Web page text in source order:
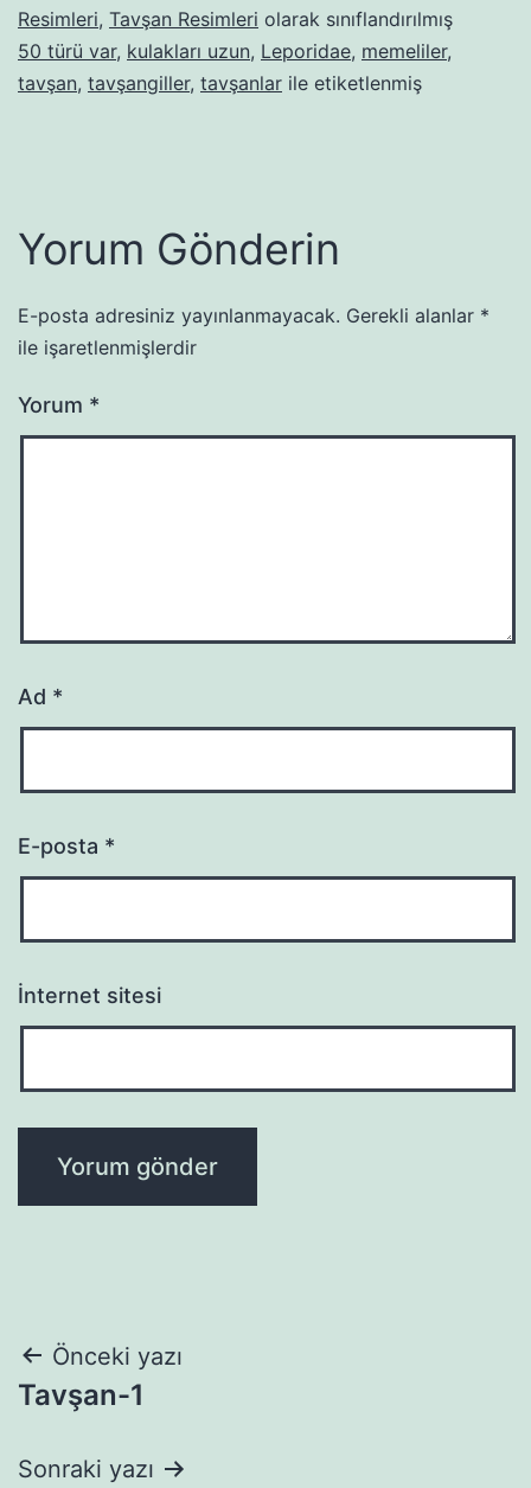
Resimleri, Tavşan Resimleri olarak sınıflandırılmış
50 türü var, kulakları uzun, Leporidae, memeliler,
tavşan, tavşangiller, tavşanlar ile etiketlenmiş
Yorum Gönderin
E-posta adresiniz yayınlanmayacak. Gerekli alanlar *
ile işaretlenmişlerdir
Yorum *
Ad *
E-posta *
İnternet sitesi
Yazı
gezinmesi
Önceki yazı
Tavşan-1
Sonraki yazı